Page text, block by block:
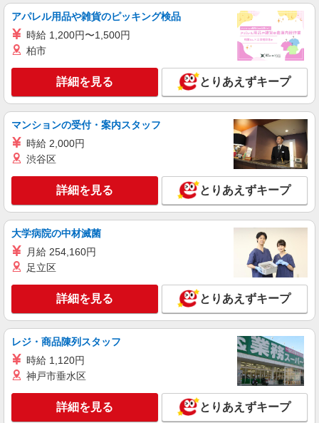
アパレル用品や雑貨のピッキング検品
時給 1,200円〜1,500円
柏市
詳細を見る とりあえずキープ
マンションの受付・案内スタッフ
時給 2,000円
渋谷区
詳細を見る とりあえずキープ
大学病院の中材滅菌
月給 254,160円
足立区
詳細を見る とりあえずキープ
レジ・商品陳列スタッフ
時給 1,120円
神戸市垂水区
詳細を見る とりあえずキープ